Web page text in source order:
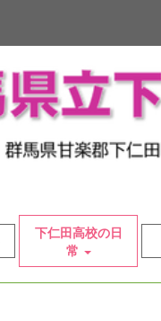
下仁田高校の日
常